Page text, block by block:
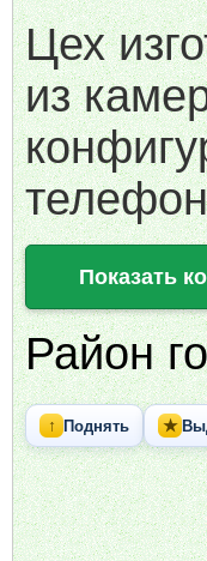
Цех
из
Показать
Район
↑ Поднять ★